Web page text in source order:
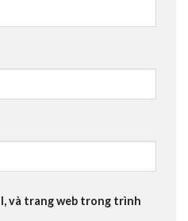
và trang web trong trình